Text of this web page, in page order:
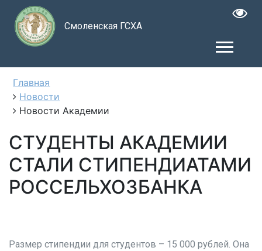
Смоленская ГСХА
Главная
Новости
Новости Академии
СТУДЕНТЫ АКАДЕМИИ
СТАЛИ СТИПЕНДИАТАМИ
РОССЕЛЬХОЗБАНКА
Размер стипендии для студентов – 15 000 рублей. Она